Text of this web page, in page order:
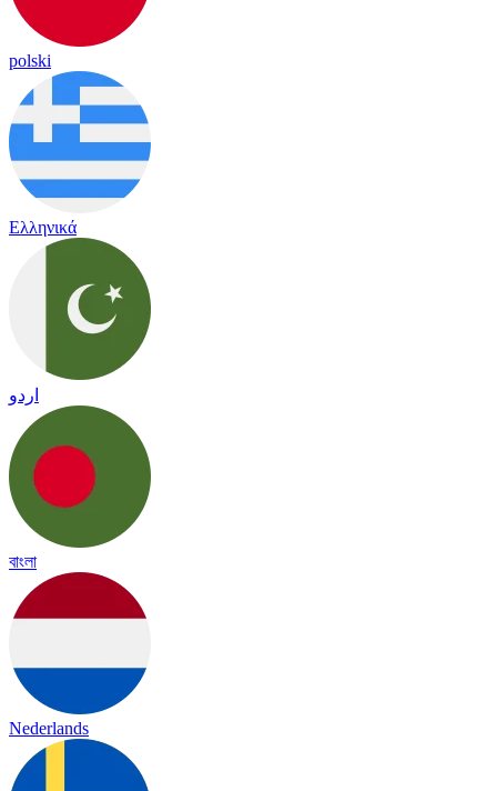
polski
Ελληνικά
اردو
বাংলা
Nederlands